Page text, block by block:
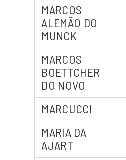
MARCOS
ALEMÃO DO
MUNCK
MARCOS
BOETTCHER
DO NOVO
MARCUCCI
MARIA DA
AJART